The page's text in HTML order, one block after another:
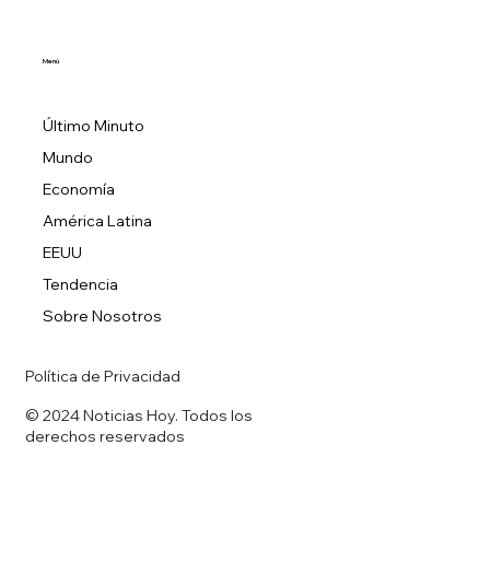
Último Minuto
Mundo
Economía
América Latina
EEUU
Tendencia
Sobre Nosotros
Menú
Política de Privacidad
© 2024 Noticias Hoy. Todos los
derechos reservados